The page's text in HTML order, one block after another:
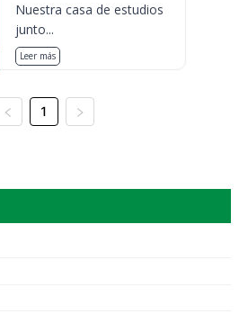
Nuestra casa de estudios
junto...
Leer más
1